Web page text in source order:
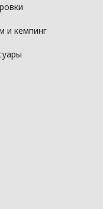
и кемпинг